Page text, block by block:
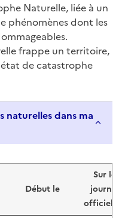
Naturelle, liée à un
phénomènes dont les
frappe un territoire,
de catastrophe
naturelles dans ma
Début le
Sur le
journal
officiel